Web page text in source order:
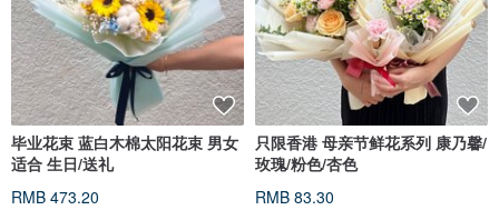
毕业花束 蓝白木棉太阳花束 男女
适合 生日/送礼
RMB 473.20
只限香港 母亲节鲜花系列 康乃馨/
玫瑰/粉色/杏色
RMB 83.30